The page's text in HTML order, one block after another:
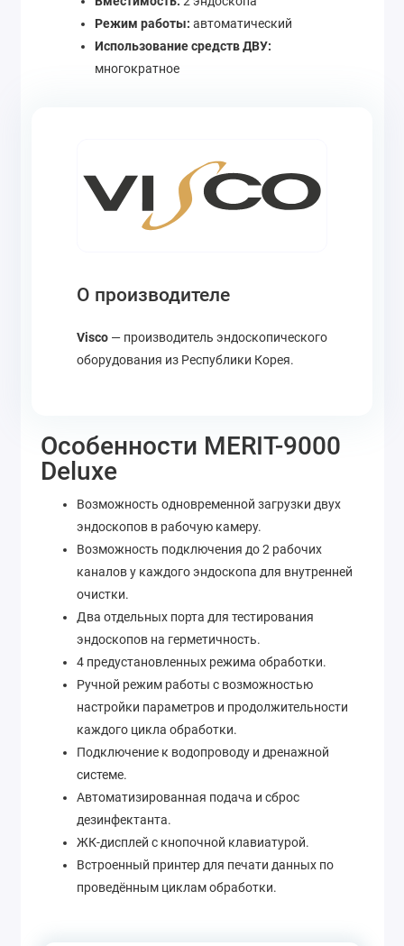
Режим работы: автоматический
Использование средств ДВУ:
многократное
О производителе
Visco — производитель эндоскопического
оборудования из Республики Корея.
Особенности MERIT-9000
Deluxe
Возможность одновременной загрузки двух
эндоскопов в рабочую камеру.
Возможность подключения до 2 рабочих
каналов у каждого эндоскопа для внутренней
очистки.
Два отдельных порта для тестирования
эндоскопов на герметичность.
4 предустановленных режима обработки.
Ручной режим работы с возможностью
настройки параметров и продолжительности
каждого цикла обработки.
Подключение к водопроводу и дренажной
системе.
Автоматизированная подача и сброс
дезинфектанта.
ЖК-дисплей с кнопочной клавиатурой.
Встроенный принтер для печати данных по
проведённым циклам обработки.